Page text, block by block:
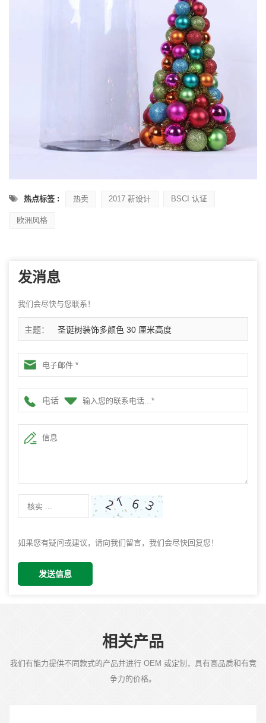
热点标签 : 热卖 2017 新设计 BSCI 认证
欧洲风格
发消息
我们会尽快与您联系！
主题： 圣诞树装饰多颜色 30 厘米高度
电话
如果您有疑问或建议，请向我们留言，我们会尽快回复您！
发送信息
相关产品
我们有能力提供不同款式的产品并进行 OEM 或定制，具有高品质和有竞
争力的价格。